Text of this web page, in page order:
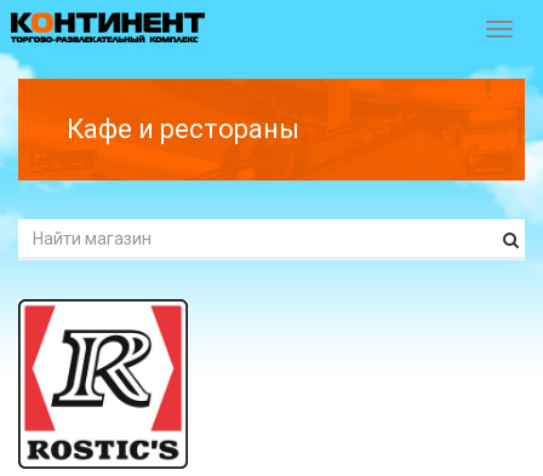
Кафе и рестораны